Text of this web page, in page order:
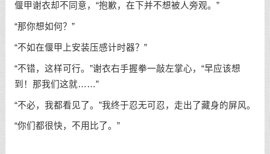
偃甲谢衣却不同意，“抱歉，在下并不想被人旁观。”
“那你想如何？”
“不如在偃甲上安装压感计时器？”
“不错，这样可行。”谢衣右手握拳一敲左掌心，“早应该想
到！那我们这就……”
“不必，我都看见了。”我终于忍无可忍，走出了藏身的屏风。
“你们都很快，不用比了。”